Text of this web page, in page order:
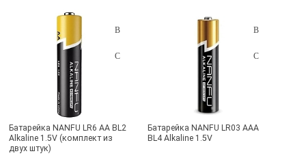
Желтый
Зеленый
Золотистый
Красный
Рисунок
Серебристый
Серибристый
Батарейка NANFU LR6 AA BL2
Alkaline 1.5V (комплект из
двух штук)
Батарейка NANFU LR03 AAA
BL4 Alkaline 1.5V